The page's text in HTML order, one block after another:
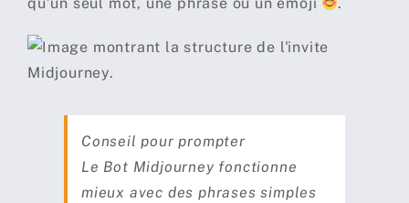
Règles
qu’un seul mot, une phrase ou un emoji
.
Conseil pour prompter
Le Bot Midjourney fonctionne
mieux avec des phrases simples